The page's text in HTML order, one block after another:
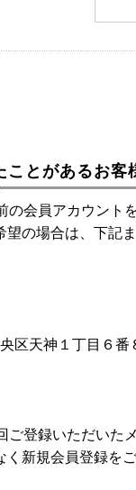
ことがあるお客
会員アカウント
の場合は、下記
区天神１丁目６番
ご登録いただいた
く新規会員登録を